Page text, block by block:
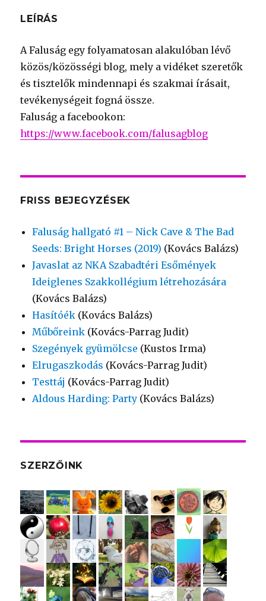
LEÍRÁS
A Faluság egy folyamatosan alakulóban lévő
közös/közösségi blog, mely a vidéket szeretők
és tisztelők mindennapi és szakmai írásait,
tevékenységeit fogná össze.
Faluság a facebookon:
https://www.facebook.com/falusagblog
FRISS BEJEGYZÉSEK
Faluság hallgató #1 – Nick Cave & The Bad
Seeds: Bright Horses (2019) (Kovács Balázs)
Javaslat az NKA Szabadtéri Esőmények
Ideiglenes Szakkollégium létrehozására
(Kovács Balázs)
Hasítóék (Kovács Balázs)
Műbőreink (Kovács-Parrag Judit)
Szegények gyümölcse (Kustos Irma)
Elrugaszkodás (Kovács-Parrag Judit)
Testtáj (Kovács-Parrag Judit)
Aldous Harding: Party (Kovács Balázs)
SZERZŐINK